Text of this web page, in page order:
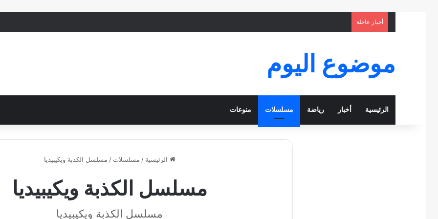
أخبار عاجلة
موضوع اليوم
الرئيسية أخبار رياضة مسلسلات منوعات
الرئيسية / مسلسلات / مسلسل الكذبة ويكيبيديا
مسلسل الكذبة ويكيبيديا
مسلسل الكذبة ويكيبيديا